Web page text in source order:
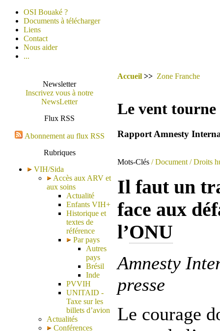
OSI Bouaké ?
Documents à télécharger
Liens
Contact
Nous aider
...
Newsletter
Inscrivez vous à notre
NewsLetter
Flux RSS
Abonnement au flux RSS
Rubriques
VIH/Sida
Accès aux ARV et
aux soins
Actualité
Enfants VIH+
Historique et
textes de
référence
Par pays
Autres
pays
Brésil
Inde
PVVIH
UNITAID -
Taxe sur les
billets d’avion
Actualités
Conférences
Accueil >> Zone Franche
Le vent
Rapport Amnesty
Mots-Clés / Document / Droits
Il faut un
face aux
l’ONU
Amnesty
presse
Le courage